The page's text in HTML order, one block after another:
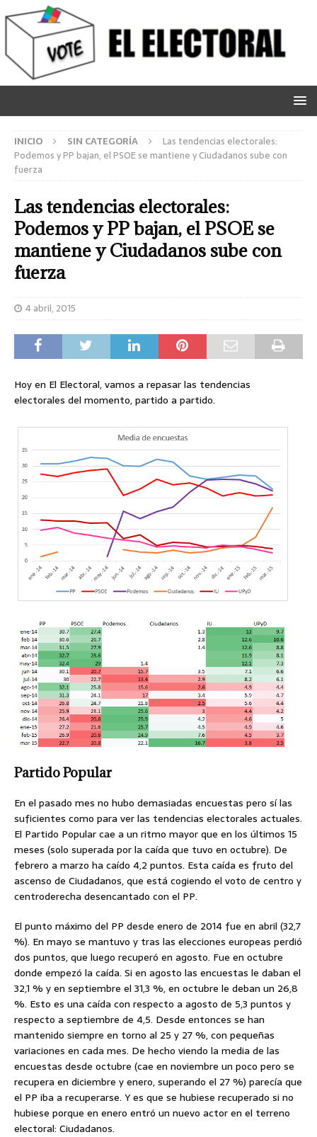
INICIO SIN CATEGORÍA
Las tendencias electorales:
Podemos y PP bajan, el PSOE se mantiene y Ciudadanos sube con
fuerza
Las tendencias electorales:
Podemos y PP bajan, el PSOE se
mantiene y Ciudadanos sube con
fuerza
4 abril, 2015
Hoy en El Electoral, vamos a repasar las tendencias
electorales del momento, partido a partido.
Partido Popular
En el pasado mes no hubo demasiadas encuestas pero sí las
suficientes como para ver las tendencias electorales actuales.
El Partido Popular cae a un ritmo mayor que en los últimos 15
meses (solo superada por la caída que tuvo en octubre). De
febrero a marzo ha caído 4,2 puntos. Esta caída es fruto del
ascenso de Ciudadanos, que está cogiendo el voto de centro y
centroderecha desencantado con el PP.
El punto máximo del PP desde enero de 2014 fue en abril (32,7
%). En mayo se mantuvo y tras las elecciones europeas perdió
dos puntos, que luego recuperó en agosto. Fue en octubre
donde empezó la caída. Si en agosto las encuestas le daban el
32,1 % y en septiembre el 31,3 %, en octubre le deban un 26,8
%. Esto es una caída con respecto a agosto de 5,3 puntos y
respecto a septiembre de 4,5. Desde entonces se han
mantenido siempre en torno al 25 y 27 %, con pequeñas
variaciones en cada mes. De hecho viendo la media de las
encuestas desde octubre (cae en noviembre un poco pero se
recupera en diciembre y enero, superando el 27 %) parecía que
el PP iba a recuperarse. Y es que se hubiese recuperado si no
hubiese porque en enero entró un nuevo actor en el terreno
electoral: Ciudadanos.